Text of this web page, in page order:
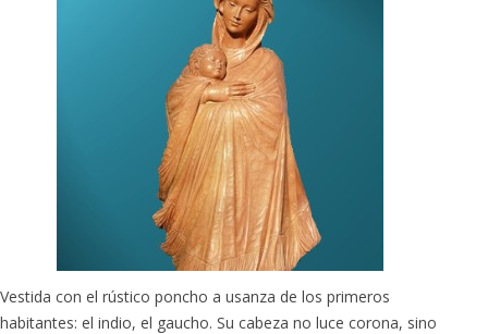
Vestida con el rústico poncho a usanza de los primeros
habitantes: el indio, el gaucho. Su cabeza no luce corona, sino